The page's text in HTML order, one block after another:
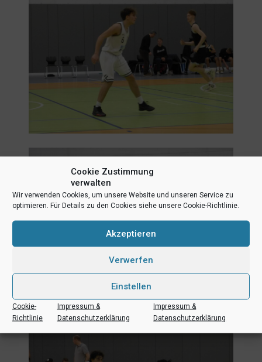
Cookie Zustimmung
verwalten
Wir verwenden Cookies, um unsere Website und unseren Service zu
optimieren. Für Details zu den Cookies siehe unsere Cookie-Richtlinie.
Akzeptieren
Verwerfen
Einstellen
Cookie-
Richtlinie
Impressum &
Datenschutzerklärung
Impressum &
Datenschutzerklärung